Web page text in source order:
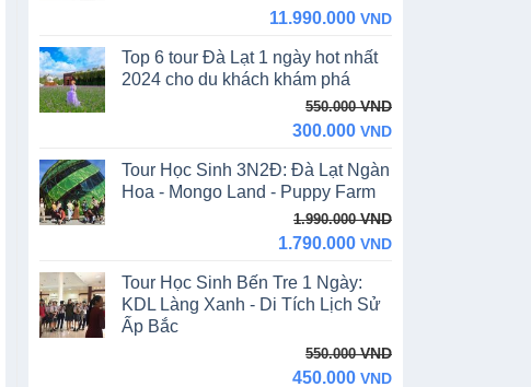
13.390.000 VND.
11.990.000 VND
11.990.000 VND.
Top 6 tour Đà Lạt 1 ngày hot nhất
2024 cho du khách khám phá
550.000VND
550.000 VND.
300.000 VND
300.000 VND.
Tour Học Sinh 3N2Đ: Đà Lạt Ngàn
Hoa - Mongo Land - Puppy Farm
1.990.000VND
1.990.000 VND.
1.790.000 VND
1.790.000 VND.
Tour Học Sinh Bến Tre 1 Ngày:
KDL Làng Xanh - Di Tích Lịch Sử
Ấp Bắc
550.000VND
450.000 VND